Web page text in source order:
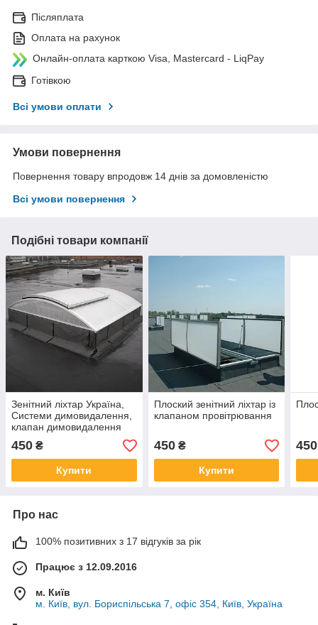
Післяплата
Оплата на рахунок
Онлайн-оплата карткою Visa, Mastercard - LiqPay
Готівкою
Всі умови оплати
Умови повернення
Повернення товару впродовж 14 днів за домовленістю
Всі умови повернення
Подібні товари компанії
Зенітний ліхтар Україна,
Системи димовидалення,
клапан димовидалення
450 ₴
Купити
Плоский зенітний ліхтар із
клапаном провітрювання
450₴
Купити
450
Про нас
100% позитивних з 17 відгуків за рік
Працює з 12.09.2016
м. Київ
м. Київ, вул. Бориспільська 7, офіс 354, Київ, Україна